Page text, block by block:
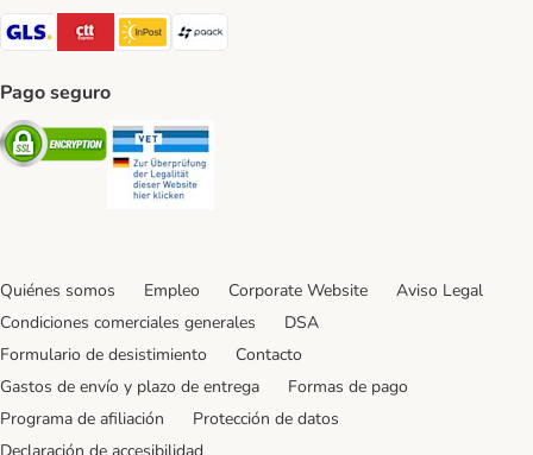
GLS Shipping Method
CTTExpress Shipping Method
InPost Shipping Method
paack Shipping Method
Pago seguro
Security
Quiénes somos Empleo Corporate Website
Aviso Legal
Condiciones comerciales generales
DSA
Formulario de desistimiento
Contacto
Gastos de envío y plazo de entrega
Formas de pago
Programa de afiliación
Protección de datos